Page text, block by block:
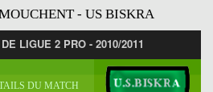
- US BISKRA
LIGUE 2 PRO - 2010/2011
DU MATCH